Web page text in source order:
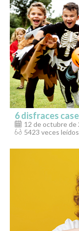
6 disfraces
12 de octubre de
5423 veces leídos